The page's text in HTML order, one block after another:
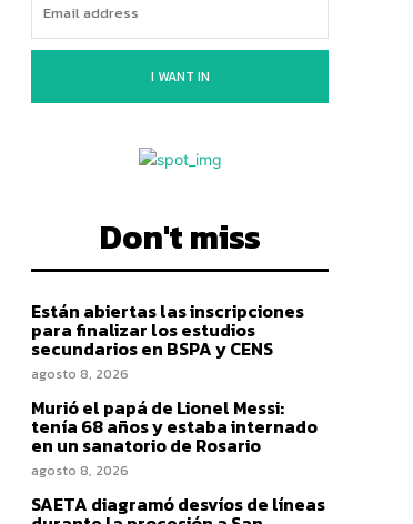
I WANT IN
Don't miss
Están abiertas las inscripciones
para finalizar los estudios
secundarios en BSPA y CENS
agosto 8, 2026
Murió el papá de Lionel Messi:
tenía 68 años y estaba internado
en un sanatorio de Rosario
agosto 8, 2026
SAETA diagramó desvíos de líneas